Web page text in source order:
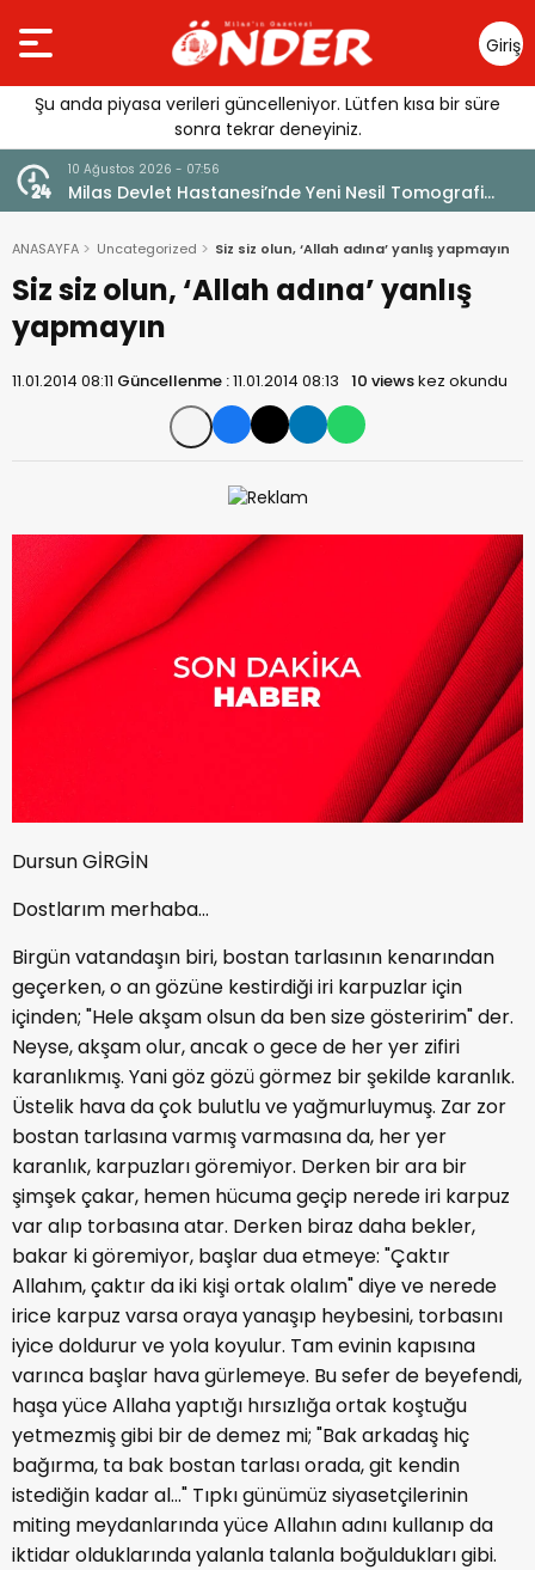
Giriş
Yap
Şu anda piyasa verileri güncelleniyor. Lütfen kısa bir süre
sonra tekrar deneyiniz.
10 Ağustos 2026 - 07:56
Milas Devlet Hastanesi’nde Yeni Nesil Tomografi
Hizmeti
ANASAYFA Uncategorized Siz siz olun, ‘Allah adına’ yanlış yapmayın
Siz siz olun, ‘Allah adına’ yanlış
yapmayın
11.01.2014 08:11 Güncellenme :11.01.2014 08:13 10 viewskez okundu
Dursun GİRGİN
Dostlarım merhaba…
Birgün vatandaşın biri, bostan tarlasının kenarından
geçerken, o an gözüne kestirdiği iri karpuzlar için
içinden; "Hele akşam olsun da ben size gösteririm" der.
Neyse, akşam olur, ancak o gece de her yer zifiri
karanlıkmış. Yani göz gözü görmez bir şekilde karanlık.
Üstelik hava da çok bulutlu ve yağmurluymuş. Zar zor
bostan tarlasına varmış varmasına da, her yer
karanlık, karpuzları göremiyor. Derken bir ara bir
şimşek çakar, hemen hücuma geçip nerede iri karpuz
var alıp torbasına atar. Derken biraz daha bekler,
bakar ki göremiyor, başlar dua etmeye: "Çaktır
Allahım, çaktır da iki kişi ortak olalım" diye ve nerede
irice karpuz varsa oraya yanaşıp heybesini, torbasını
iyice doldurur ve yola koyulur. Tam evinin kapısına
varınca başlar hava gürlemeye. Bu sefer de beyefendi,
haşa yüce Allaha yaptığı hırsızlığa ortak koştuğu
yetmezmiş gibi bir de demez mi; "Bak arkadaş hiç
bağırma, ta bak bostan tarlası orada, git kendin
istediğin kadar al..." Tıpkı günümüz siyasetçilerinin
miting meydanlarında yüce Allahın adını kullanıp da
iktidar olduklarında yalanla talanla boğuldukları gibi.